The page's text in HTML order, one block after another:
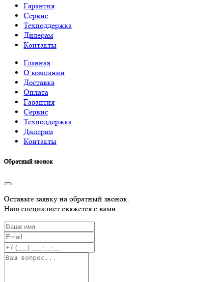
Гарантия
Сервис
Техподдержка
Дилерам
Контакты
Главная
О компании
Доставка
Оплата
Гарантия
Сервис
Техподдержка
Дилерам
Контакты
Обратный звонок
Оставьте заявку на обратный звонок.
Наш специалист свяжется с вами.